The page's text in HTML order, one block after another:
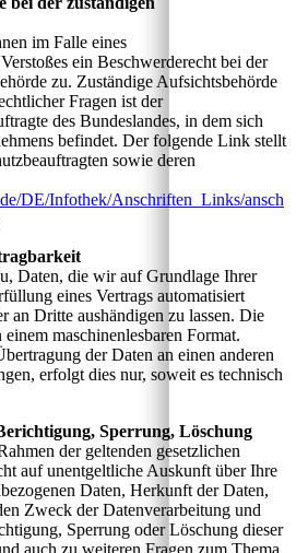
im Falle eines
ein Beschwerderecht bei der
zu. Zuständige Aufsichtsbehörde
Fragen ist der
des Bundeslandes, in dem sich
befindet. Der folgende Link stellt
sowie deren
DE/Infothek/Anschriften_Links/ansch
Daten, die wir auf Grundlage Ihrer
eines Vertrags automatisiert
an Dritte aushändigen zu lassen. Die
maschinenlesbaren Format.
der Daten an einen anderen
erfolgt dies nur, soweit es technisch
Sperrung, Löschung
der geltenden gesetzlichen
auf unentgeltliche Auskunft über Ihre
Daten, Herkunft der Daten,
Zweck der Datenverarbeitung und
Sperrung oder Löschung dieser
auch zu weiteren Fragen zum Thema